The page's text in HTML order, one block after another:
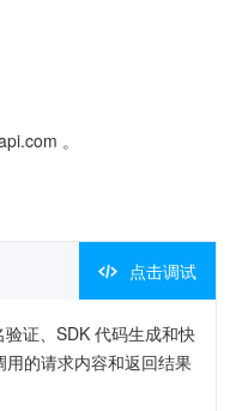
。
点击调试
证、SDK 代码生成和快
的请求内容和返回结果